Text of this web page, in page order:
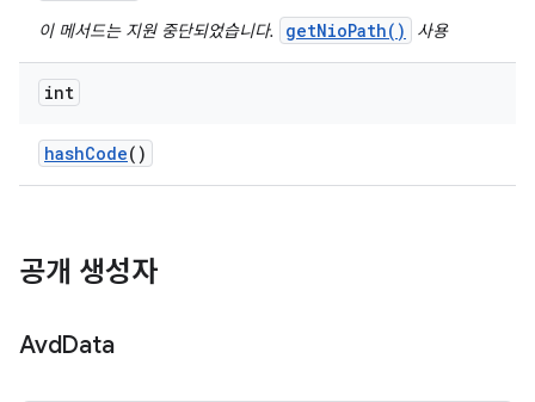
이 메서드는 지원 중단되었습니다. getNioPath() 사용
int
hashCode()
공개 생성자
AvdData